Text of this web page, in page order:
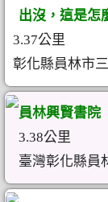
出沒，這是怎
3.37公里
彰化縣員林市
員林興賢書院
3.38公里
臺灣彰化縣員